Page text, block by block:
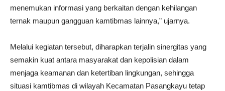
menemukan informasi yang berkaitan dengan kehilangan
ternak maupun gangguan kamtibmas lainnya,” ujarnya.
Melalui kegiatan tersebut, diharapkan terjalin sinergitas yang
semakin kuat antara masyarakat dan kepolisian dalam
menjaga keamanan dan ketertiban lingkungan, sehingga
situasi kamtibmas di wilayah Kecamatan Pasangkayu tetap